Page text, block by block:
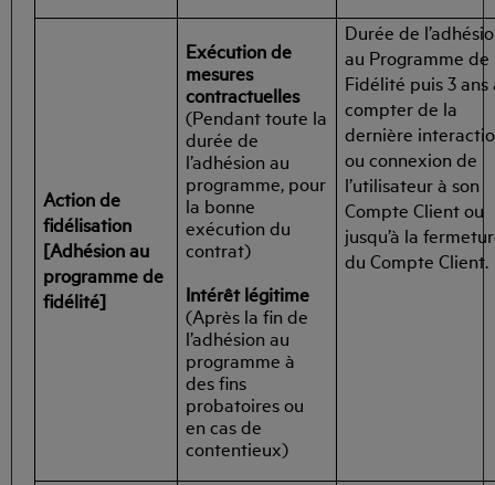
Action de
fidélisation
[Adhésion au
programme de
fidélité]
Exécution de
mesures
contractuelles
(Pendant toute la
durée de
l’adhésion au
programme, pour
la bonne
exécution du
contrat)
Intérêt légitime
(Après la fin de
l’adhésion au
programme à
des fins
probatoires ou
en cas de
contentieux)
Durée de
au Programme de
Fidélité puis 3 ans
compter de la
dernière
ou connexion de
l’utilisateur à son
Compte Client ou
jusqu’à la
du Compte Client.